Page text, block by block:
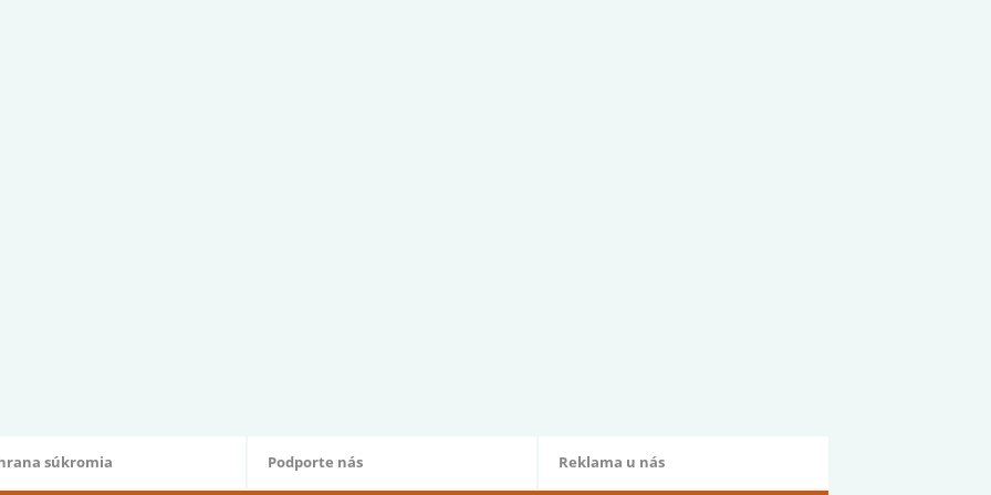
súkromia Podporte nás Reklama u nás